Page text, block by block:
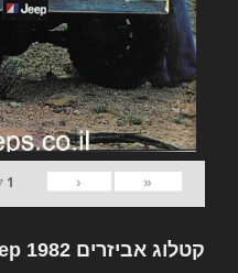
«
‹
1
קטלוג אביזרים 1982 Jeep